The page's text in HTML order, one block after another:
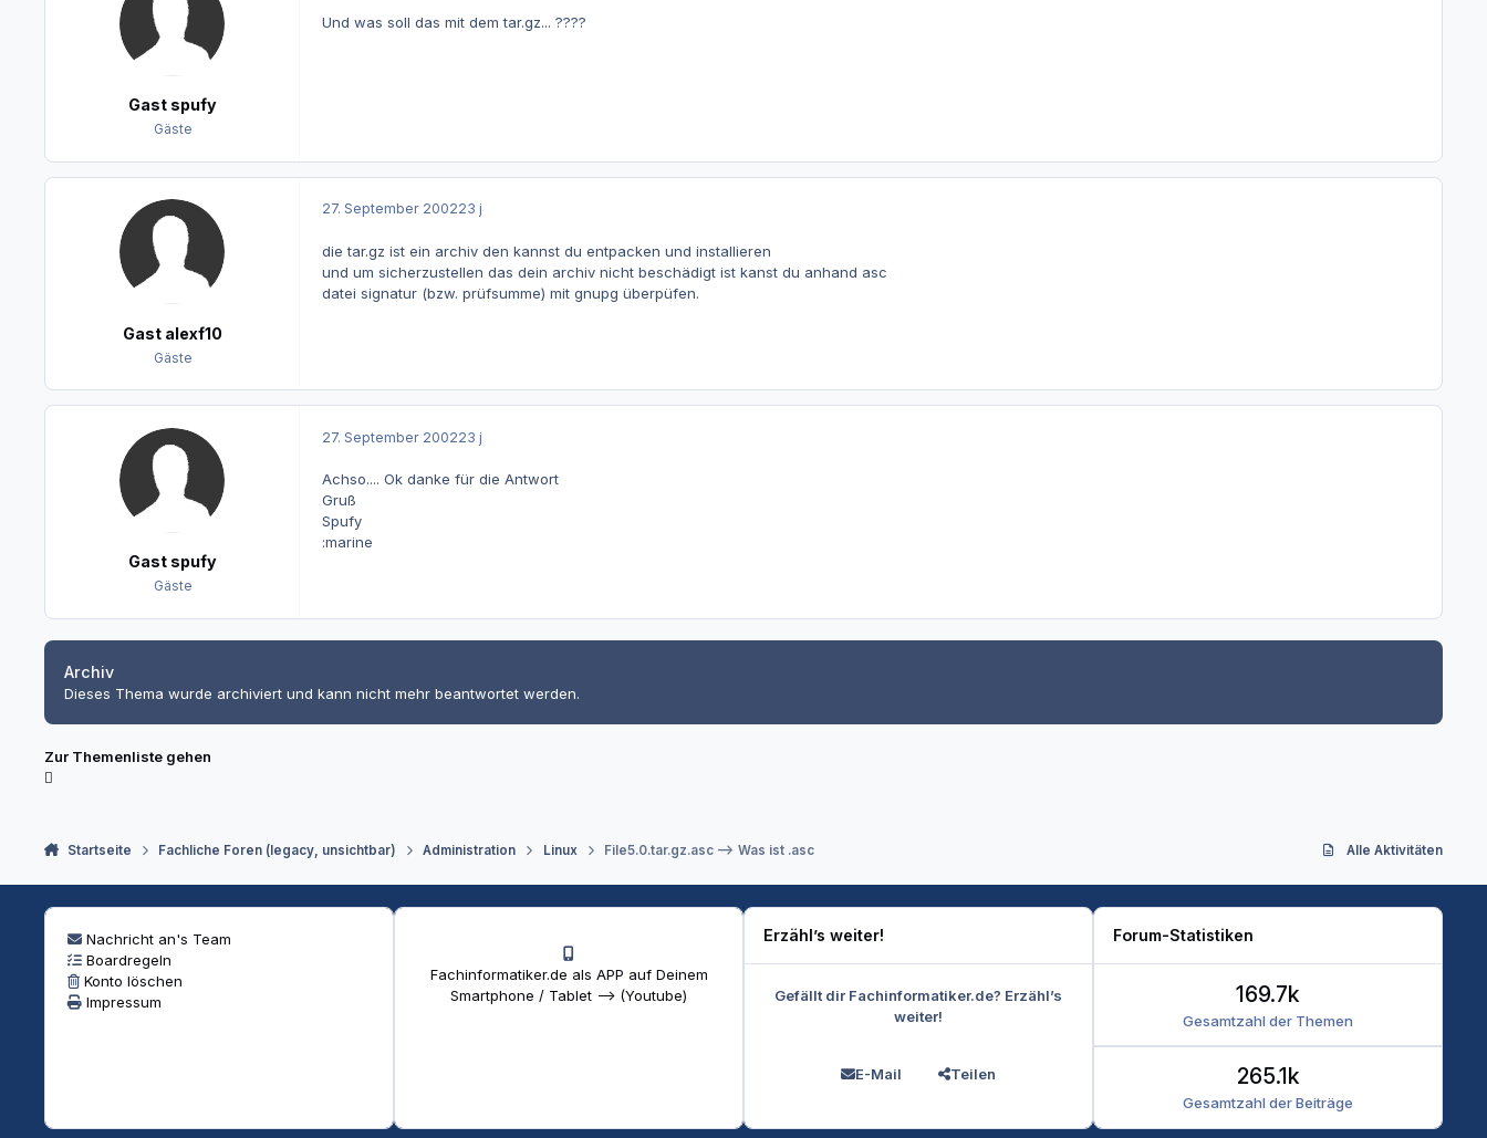
Gast spufy
Gäste
Und was soll das mit dem tar.gz... ????
Gast alexf10
Gäste
27. September 200223 j
die tar.gz ist ein archiv den kannst du entpacken und installieren
und um sicherzustellen das dein archiv nicht beschädigt ist kanst du anhand asc
datei signatur (bzw. prüfsumme) mit gnupg überpüfen.
Gast spufy
Gäste
27. September 200223 j
Achso.... Ok danke für die Antwort
Gruß
Spufy
:marine
Archiv
Dieses Thema wurde archiviert und kann nicht mehr beantwortet werden.
Zur Themenliste gehen
Startseite Fachliche Foren (legacy, unsichtbar) Administration Linux File5.0.tar.gz.asc --> Was ist .asc Alle Aktivitäten
Nachricht an's Team
Boardregeln
Konto löschen
Impressum
Fachinformatiker.de als APP auf Deinem
Smartphone / Tablet --> (Youtube)
Erzähl’s weiter!
Gefällt dir Fachinformatiker.de? Erzähl’s
weiter!
E-Mail Teilen
Forum-Statistiken
Gesamtzahl der Themen
169.7k
Gesamtzahl der Beiträge
265.1k